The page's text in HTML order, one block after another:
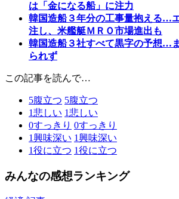
は「金になる船」に注力
韓国造船３年分の工事量抱える…
注し、米艦艇ＭＲＯ市場進出も
韓国造船３社すべて黒字の予想…
られず
この記事を読んで…
5腹立つ 5腹立つ
1悲しい 1悲しい
0すっきり 0すっきり
1興味深い 1興味深い
1役に立つ 1役に立つ
みんなの感想ランキング